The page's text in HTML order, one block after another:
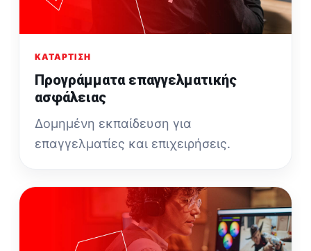
ΚΑΤΆΡΤΙΣΗ
Προγράμματα επαγγελματικής
ασφάλειας
Δομημένη εκπαίδευση για
επαγγελματίες και επιχειρήσεις.